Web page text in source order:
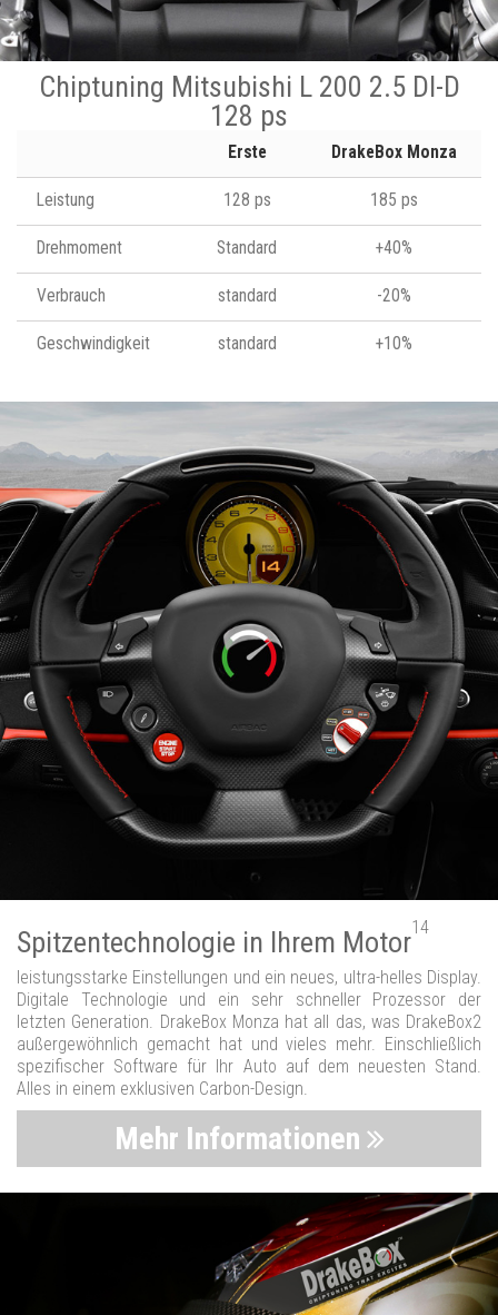
Chiptuning Mitsubishi L 200 2.5 DI-D
128 ps
Erste DrakeBox Monza
Leistung 128 ps 185 ps
Drehmoment Standard +40%
Verbrauch standard -20%
Geschwindigkeit standard +10%
Spitzentechnologie in Ihrem Motor14
leistungsstarke Einstellungen und ein neues, ultra-helles Display.
Digitale Technologie und ein sehr schneller Prozessor der
letzten Generation. DrakeBox Monza hat all das, was DrakeBox2
außergewöhnlich gemacht hat und vieles mehr. Einschließlich
spezifischer Software für Ihr Auto auf dem neuesten Stand.
Alles in einem exklusiven Carbon-Design.
Mehr Informationen